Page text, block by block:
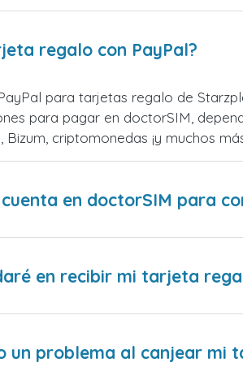
regalo con PayPal?
para tarjetas regalo de
para pagar en doctorSIM,
criptomonedas ¡y muchos
en doctorSIM para
en recibir mi tarjeta
un problema al canjear mi